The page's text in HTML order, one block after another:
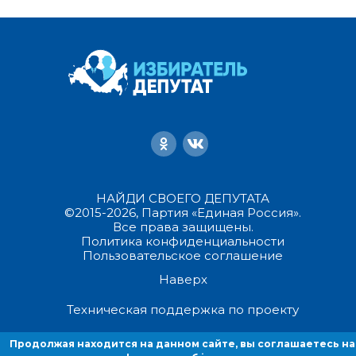
НАЙДИ СВОЕГО ДЕПУТАТА
©2015-2026, Партия «Единая Россия».
Все права защищены.
Политика конфиденциальности
Пользовательское соглашение
Наверх
Техническая поддержка по проекту
Продолжая находиться на данном сайте, вы соглашаетесь на
Продолжая находится на данном сайте, вы соглашаетесь на